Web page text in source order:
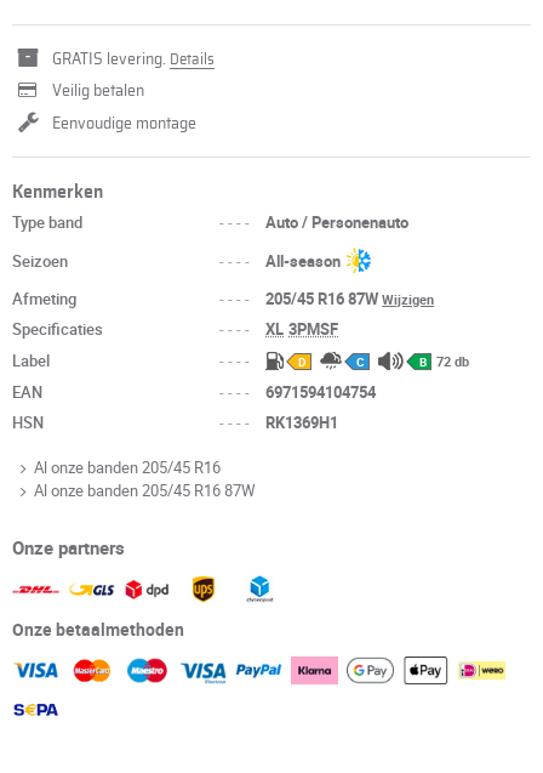
GRATIS levering. Details
Veilig betalen
Eenvoudige montage
Kenmerken
Type band ----
Auto / Personenauto
Seizoen
----
All-season
Afmeting
---- 205/45 R16 87WWijzigen
Specificaties ---- XL 3PMSF
Label
---- D C B 72 db
EAN ----
6971594104754
HSN
---- RK1369H1
Al onze banden 205/45 R16
Al onze banden 205/45 R16 87W
Onze partners
Onze betaalmethoden